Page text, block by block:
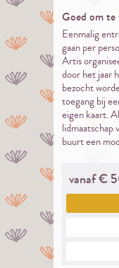
Goed om te
Eenmalig
gaan per
Artis
door het jaar
bezocht
toegang bij
eigen kaart.
lidmaatschap
buurt een
vanaf €